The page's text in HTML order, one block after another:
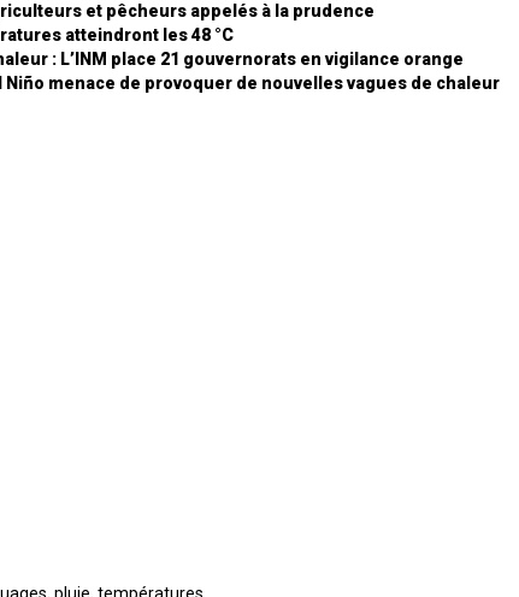
et pêcheurs appelés à la prudence
atteindront les 48 °C
: L’INM place 21 gouvernorats en vigilance orange
Niño menace de provoquer de nouvelles vagues de chaleur